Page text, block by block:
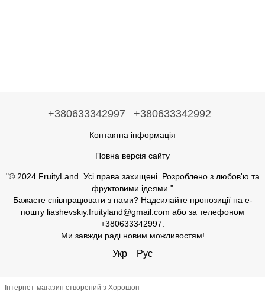
+380633342997 +380633342992
Контактна інформація
Повна версія сайту
"© 2024 FruityLand. Усі права захищені. Розроблено з любов'ю та
фруктовими ідеями."
Бажаєте співпрацювати з нами? Надсилайте пропозиції на е-
пошту liashevskiy.fruityland@gmail.com або за телефоном
+380633342997.
Ми завжди раді новим можливостям!
Укр Рус
Інтернет-магазин створений з Хорошоп